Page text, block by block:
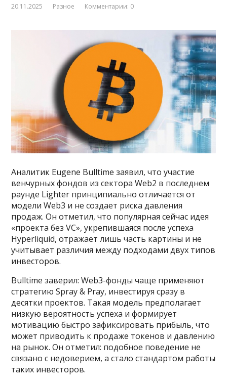
20.11.2025 Разное Комментарии: 0
Аналитик Eugene Bulltime заявил, что участие
венчурных фондов из сектора Web2 в последнем
раунде Lighter принципиально отличается от
модели Web3 и не создает риска давления
продаж. Он отметил, что популярная сейчас идея
«проекта без VC», укрепившаяся после успеха
Hyperliquid, отражает лишь часть картины и не
учитывает различия между подходами двух типов
инвесторов.
Bulltime заверил: Web3-фонды чаще применяют
стратегию Spray & Pray, инвестируя сразу в
десятки проектов. Такая модель предполагает
низкую вероятность успеха и формирует
мотивацию быстро зафиксировать прибыль, что
может приводить к продаже токенов и давлению
на рынок. Он отметил: подобное поведение не
связано с недоверием, а стало стандартом работы
таких инвесторов.